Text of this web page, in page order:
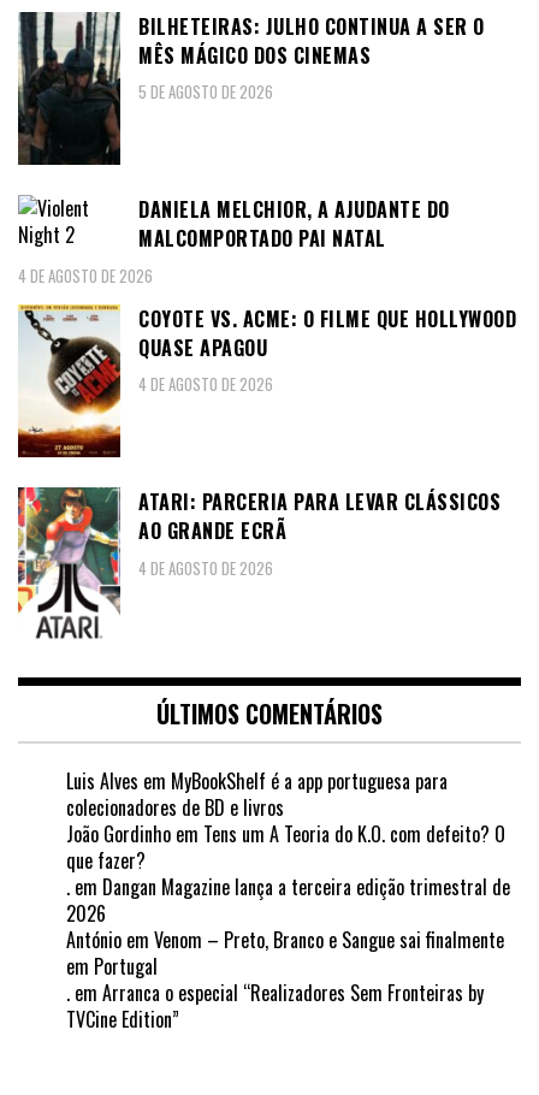
BILHETEIRAS: JULHO CONTINUA A SER O
MÊS MÁGICO DOS CINEMAS
5 DE AGOSTO DE 2026
DANIELA MELCHIOR, A AJUDANTE DO
MALCOMPORTADO PAI NATAL
4 DE AGOSTO DE 2026
COYOTE VS. ACME: O FILME QUE HOLLYWOOD
QUASE APAGOU
4 DE AGOSTO DE 2026
ATARI: PARCERIA PARA LEVAR CLÁSSICOS
AO GRANDE ECRÃ
4 DE AGOSTO DE 2026
ÚLTIMOS COMENTÁRIOS
Luis Alves em MyBookShelf é a app portuguesa para
colecionadores de BD e livros
João Gordinho em Tens um A Teoria do K.O. com defeito? O
que fazer?
. em Dangan Magazine lança a terceira edição trimestral de
2026
António em Venom – Preto, Branco e Sangue sai finalmente
em Portugal
. em Arranca o especial “Realizadores Sem Fronteiras by
TVCine Edition”